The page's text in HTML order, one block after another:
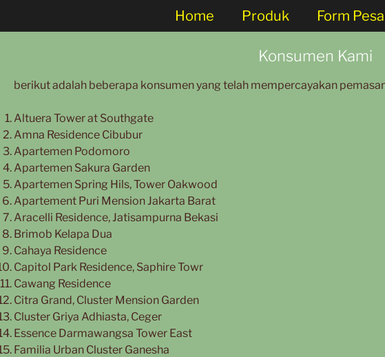
Home Produk Form
Konsumen Kami
berikut adalah beberapa konsumen yang telah mempercayakan
Altuera Tower at Southgate
Amna Residence Cibubur
Apartemen Podomoro
Apartemen Sakura Garden
Apartemen Spring Hils, Tower Oakwood
Apartement Puri Mension Jakarta Barat
Aracelli Residence, Jatisampurna Bekasi
Brimob Kelapa Dua
Cahaya Residence
Capitol Park Residence, Saphire Towr
Cawang Residence
Citra Grand, Cluster Mension Garden
Cluster Griya Adhiasta, Ceger
Essence Darmawangsa Tower East
Familia Urban Cluster Ganesha